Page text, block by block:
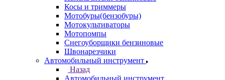
Косы и триммеры
Мотобуры(бензобуры)
Мотокультиваторы
Мотопомпы
Снегоуборщики бензиновые
Швонарезчики
Автомобильный инструмент
Назад
Автомобильный инструмент